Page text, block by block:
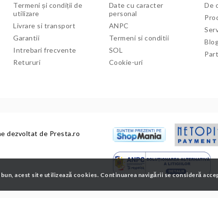
Termeni și condiții de
utilizare
Livrare si transport
Garantii
Intrebari frecvente
Retururi
Date cu caracter
personal
ANPC
Termeni si conditii
SOL
Cookie-uri
De
dezvoltat de Presta.ro
acest site utilizează cookies. Continuarea navigării se consideră